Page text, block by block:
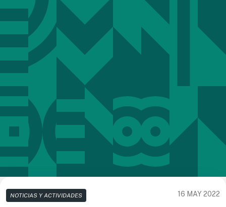
NOTICIAS Y ACTIVIDADES 16 MAY 2022